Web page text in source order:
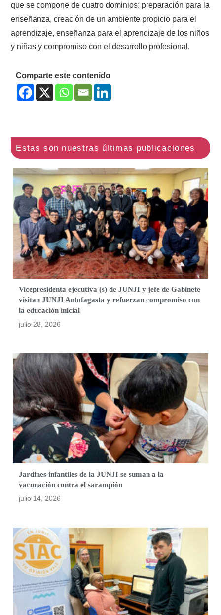
que se compone de cuatro dominios: preparación para la
enseñanza, creación de un ambiente propicio para el
aprendizaje, enseñanza para el aprendizaje de los niños
y niñas y compromiso con el desarrollo profesional.
Comparte este contenido
Vicepresidenta ejecutiva (s) de JUNJI y jefe de Gabinete
visitan JUNJI Antofagasta y refuerzan compromiso con
la educación inicial
julio 28, 2026
Jardines infantiles de la JUNJI se suman a la
vacunación contra el sarampión
julio 14, 2026